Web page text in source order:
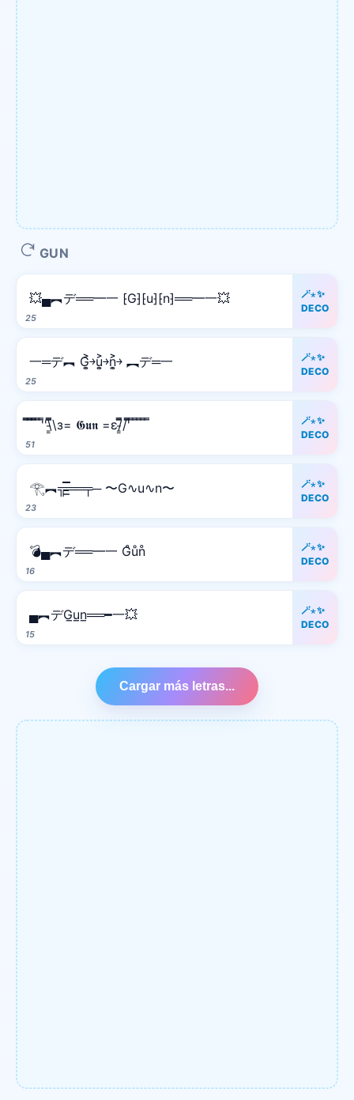
GUN
25
💥▄︻デ══━一 ⁅G⁆⁅u⁆⁅n⁆══━一💥
🪄⋆✨
DECO
25
一═デ︻ G͎͍͐￫u͎͍͐￫n͎͍͐￫ ︻デ═一
🪄⋆✨
DECO
51
̿̿ ̿̿ ̿̿ ̿'̿'\̵͇̿̿\з= 𝕲𝖚𝖓 =ε/̵͇̿̿/'̿̿ ̿ ̿ ̿ ̿ ̿
🪄⋆✨
DECO
23
𓂀︻╦̵̵͇̿̿̿̿══╤─ 〜G∿u∿n〜
🪄⋆✨
DECO
16
💣▄︻デ══━一 G̊ůn̊
🪄⋆✨
DECO
15
▄︻デG̲u̲n̲══━一💥
🪄⋆✨
DECO
Cargar más letras...